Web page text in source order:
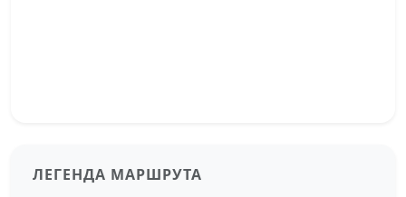
ЛЕГЕНДА МАРШРУТА